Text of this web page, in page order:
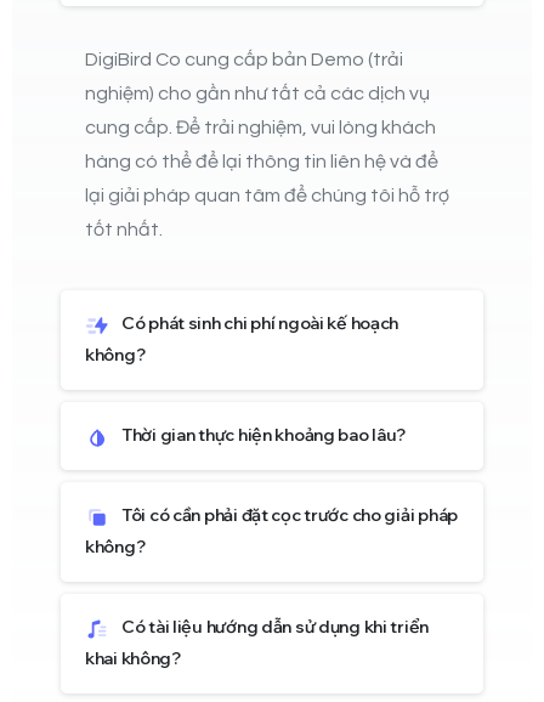
DigiBird Co cung cấp bản Demo (trải
nghiệm) cho gần như tất cả các dịch vụ
cung cấp. Để trải nghiệm, vui lòng khách
hàng có thể để lại thông tin liên hệ và để
lại giải pháp quan tâm để chúng tôi hỗ trợ
tốt nhất.
Có phát sinh chi phí ngoài kế hoạch
không?
Thời gian thực hiện khoảng bao lâu?
Tôi có cần phải đặt cọc trước cho giải pháp
không?
Có tài liệu hướng dẫn sử dụng khi triển
khai không?